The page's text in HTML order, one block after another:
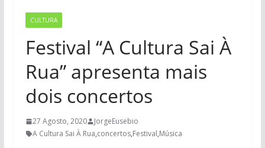
CULTURA
Festival “A Cultura Sai À
Rua” apresenta mais
dois concertos
27 Agosto, 2020
JorgeEusebio
A Cultura Sai À Rua,concertos,Festival,Música